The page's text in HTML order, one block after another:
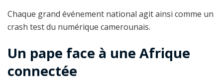
Chaque grand événement national agit ainsi comme un
crash test du numérique camerounais.
Un pape face à une Afrique
connectée